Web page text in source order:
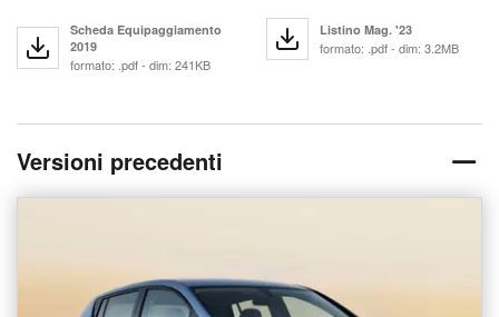
Scheda Equipaggiamento
2019
formato: .pdf - dim: 241KB
Listino Mag. '23
formato: .pdf - dim: 3.2MB
Versioni precedenti